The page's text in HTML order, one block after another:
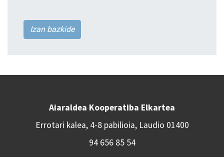
Izan bazkide
Aiaraldea Kooperatiba Elkartea
Errotari kalea, 4-8 pabilioia, Laudio 01400
94 656 85 54